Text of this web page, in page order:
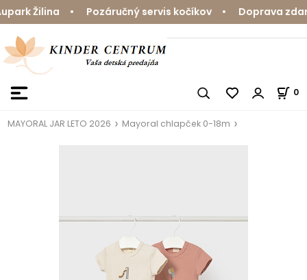
Žilina • Pozáručný servis kočíkov • Doprava
0
MAYORAL JAR LETO 2026 Mayoral chlapček 0-18m